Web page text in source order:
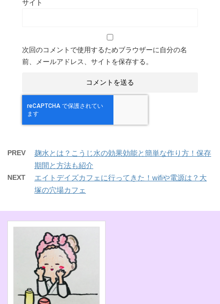
サイト
次回のコメントで使用するためブラウザーに自分の名
前、メールアドレス、サイトを保存する。
PREV
麹水とは？こうじ水の効果効能と簡単な作り方！保存
期間と方法も紹介
NEXT
エイトデイズカフェに行ってきた！wifiや電源は？大
塚の穴場カフェ